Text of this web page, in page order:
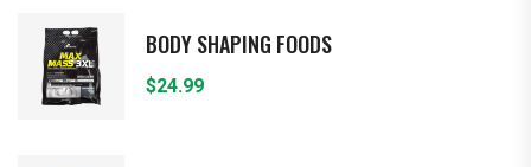
BODY SHAPING FOODS
$24.99